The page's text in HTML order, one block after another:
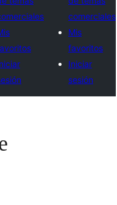
comerciales
Mis
favoritos
Iniciar
sesión